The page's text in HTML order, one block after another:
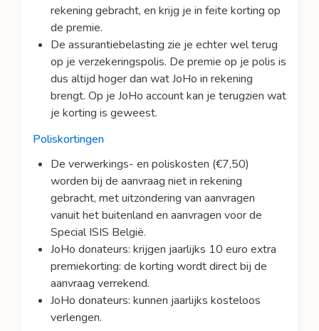
rekening gebracht, en krijg je in feite korting op
de premie.
De assurantiebelasting zie je echter wel terug
op je verzekeringspolis. De premie op je polis is
dus altijd hoger dan wat JoHo in rekening
brengt. Op je JoHo account kan je terugzien wat
je korting is geweest.
Poliskortingen
De verwerkings- en poliskosten (€7,50)
worden bij de aanvraag niet in rekening
gebracht, met uitzondering van aanvragen
vanuit het buitenland en aanvragen voor de
Special ISIS België.
JoHo donateurs: krijgen jaarlijks 10 euro extra
premiekorting: de korting wordt direct bij de
aanvraag verrekend.
JoHo donateurs: kunnen jaarlijks kosteloos
verlengen.